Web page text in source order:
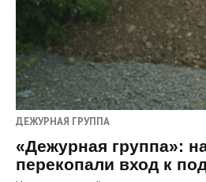
ДЕЖУРНАЯ ГРУППА
«Дежурная группа»:
перекопали вход к